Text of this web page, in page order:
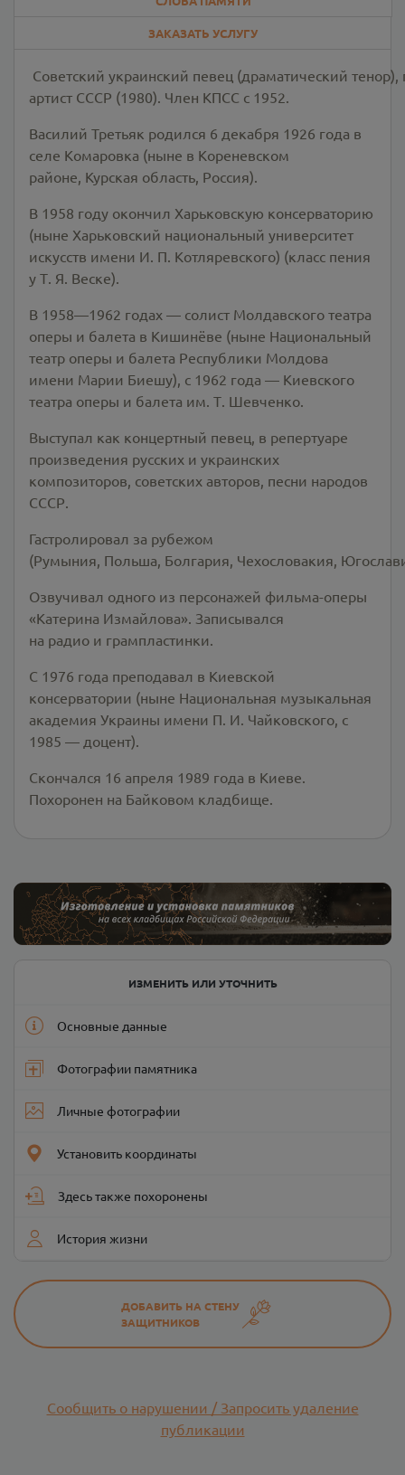
ЗАКАЗАТЬ УСЛУГУ
Советский украинский певец (драматический
артист СССР (1980). Член КПСС с 1952.
Василий Третьяк родился 6 декабря 1926 года в
селе Комаровка (ныне в Кореневском
районе, Курская область, Россия).
В 1958 году окончил Харьковскую консерваторию
(ныне Харьковский национальный университет
искусств имени И. П. Котляревского) (класс пения
у Т. Я. Веске).
В 1958—1962 годах — солист Молдавского театра
оперы и балета в Кишинёве (ныне Национальный
театр оперы и балета Республики Молдова
имени Марии Биешу), с 1962 года — Киевского
театра оперы и балета им. Т. Шевченко.
Выступал как концертный певец, в репертуаре
произведения русских и украинских
композиторов, советских авторов, песни народов
СССР.
Гастролировал за рубежом
(Румыния, Польша, Болгария, Чехословакия,
Озвучивал одного из персонажей фильма-оперы
«Катерина Измайлова». Записывался
на радио и грампластинки.
С 1976 года преподавал в Киевской
консерватории (ныне Национальная музыкальная
академия Украины имени П. И. Чайковского, с
1985 — доцент).
Скончался 16 апреля 1989 года в Киеве.
Похоронен на Байковом кладбище.
ИЗМЕНИТЬ ИЛИ УТОЧНИТЬ
Основные данные
Фотографии памятника
Личные фотографии
Установить координаты
Здесь также похоронены
История жизни
ДОБАВИТЬ НА СТЕНУ
ЗАЩИТНИКОВ
Сообщить о нарушении / Запросить удаление
публикации